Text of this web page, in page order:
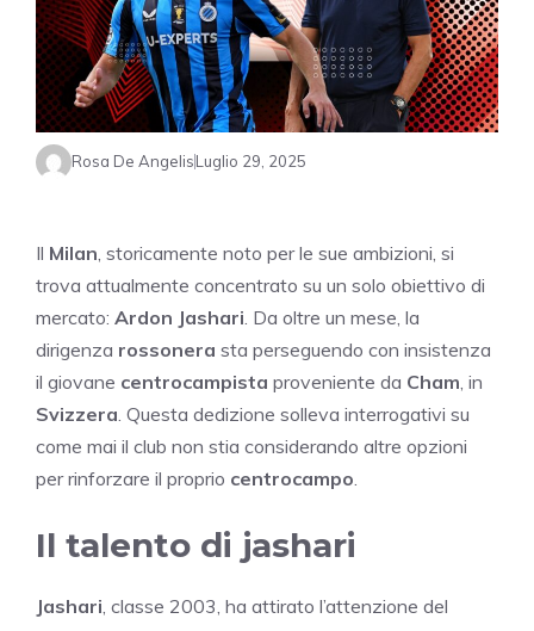
Rosa De AngelisLuglio 29, 2025
Il Milan , storicamente noto per le sue ambizioni, si
trova attualmente concentrato su un solo obiettivo di
mercato: Ardon Jashari . Da oltre un mese, la
dirigenza rossonera sta perseguendo con insistenza
il giovane centrocampista proveniente da Cham , in
Svizzera . Questa dedizione solleva interrogativi su
come mai il club non stia considerando altre opzioni
per rinforzare il proprio centrocampo
Il talento di jashari
Jashari , classe 2003, ha attirato l’attenzione del